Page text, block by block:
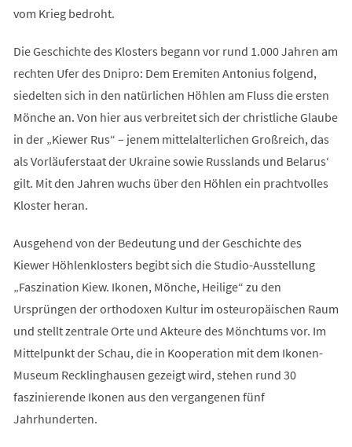
vom Krieg bedroht.
Die Geschichte des Klosters begann vor rund 1.000 Jahren am
rechten Ufer des Dnipro: Dem Eremiten Antonius folgend,
siedelten sich in den natürlichen Höhlen am Fluss die ersten
Mönche an. Von hier aus verbreitet sich der christliche Glaube
in der „Kiewer Rus“ – jenem mittelalterlichen Großreich, das
als Vorläuferstaat der Ukraine sowie Russlands und Belarus‘
gilt. Mit den Jahren wuchs über den Höhlen ein prachtvolles
Kloster heran.
Ausgehend von der Bedeutung und der Geschichte des
Kiewer Höhlenklosters begibt sich die Studio-Ausstellung
„Faszination Kiew. Ikonen, Mönche, Heilige“ zu den
Ursprüngen der orthodoxen Kultur im osteuropäischen Raum
und stellt zentrale Orte und Akteure des Mönchtums vor. Im
Mittelpunkt der Schau, die in Kooperation mit dem Ikonen-
Museum Recklinghausen gezeigt wird, stehen rund 30
faszinierende Ikonen aus den vergangenen fünf
Jahrhunderten.